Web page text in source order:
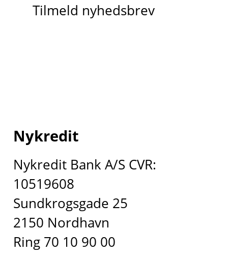
Tilmeld nyhedsbrev
Nykredit
Nykredit Bank A/S CVR:
10519608
Sundkrogsgade 25
2150 Nordhavn
Ring 70 10 90 00